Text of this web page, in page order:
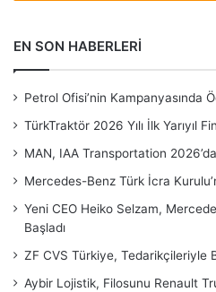
EN SON HABERLERİ
Petrol Ofisi’nin Kampanyasında
TürkTraktör 2026 Yılı İlk Yarıyıl
MAN, IAA Transportation
Mercedes-Benz Türk İcra
Yeni CEO Heiko Selzam,
Başladı
ZF CVS Türkiye, Tedarikçileriyle
Aybir Lojistik, Filosunu Renault